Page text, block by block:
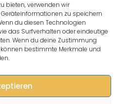
bieten, verwenden wir
zu speichern
du diesen Technologien
das Surfverhalten oder eindeutige
Wenn du deine Zustimmung
bestimmte Merkmale und